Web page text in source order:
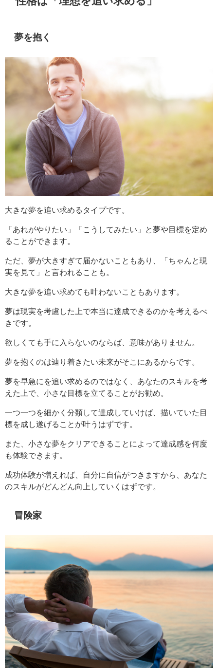
夢を抱く
大きな夢を追い求めるタイプです。
「あれがやりたい」「こうしてみたい」と夢や目標を定め
ることができます。
ただ、夢が大きすぎて届かないこともあり、「ちゃんと現
実を見て」と言われることも。
大きな夢を追い求めても叶わないこともあります。
夢は現実を考慮した上で本当に達成できるのかを考えるべ
きです。
欲しくても手に入らないのならば、意味がありません。
夢を抱くのは辿り着きたい未来がそこにあるからです。
夢を早急にを追い求めるのではなく、あなたのスキルを考
えた上で、小さな目標を立てることがお勧め。
一つ一つを細かく分類して達成していけば、描いていた目
標を成し遂げることが叶うはずです。
また、小さな夢をクリアできることによって達成感を何度
も体験できます。
成功体験が増えれば、自分に自信がつきますから、あなた
のスキルがどんどん向上していくはずです。
冒険家